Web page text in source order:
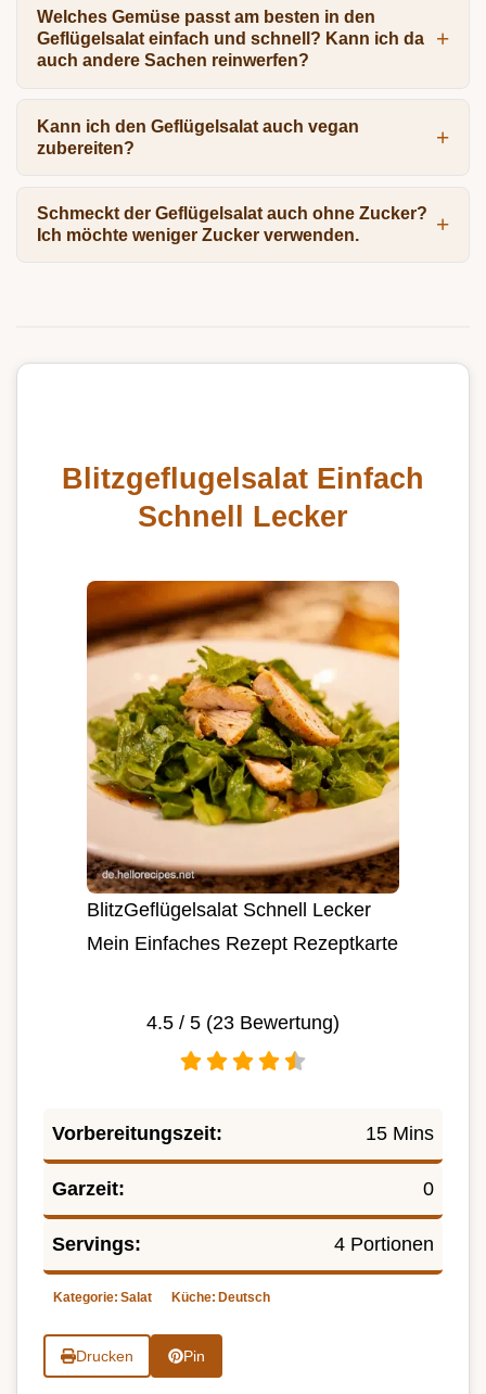
Welches Gemüse passt am besten in den
Geflügelsalat einfach und schnell? Kann ich da
auch andere Sachen reinwerfen?
Kann ich den Geflügelsalat auch vegan
zubereiten?
Schmeckt der Geflügelsalat auch ohne Zucker?
Ich möchte weniger Zucker verwenden.
Blitzgeflugelsalat Einfach
Schnell Lecker
BlitzGeflügelsalat Schnell Lecker
Mein Einfaches Rezept Rezeptkarte
4.5 / 5 (23 Bewertung)
Vorbereitungszeit: 15 Mins
Garzeit: 0
Servings: 4 Portionen
Kategorie: Salat Küche: Deutsch
Drucken Pin